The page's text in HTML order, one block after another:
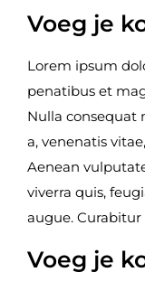
Voeg je
Lorem ipsum
penatibus et
Nulla consequat
a, venenatis
Aenean
viverra quis,
augue.
Voeg je